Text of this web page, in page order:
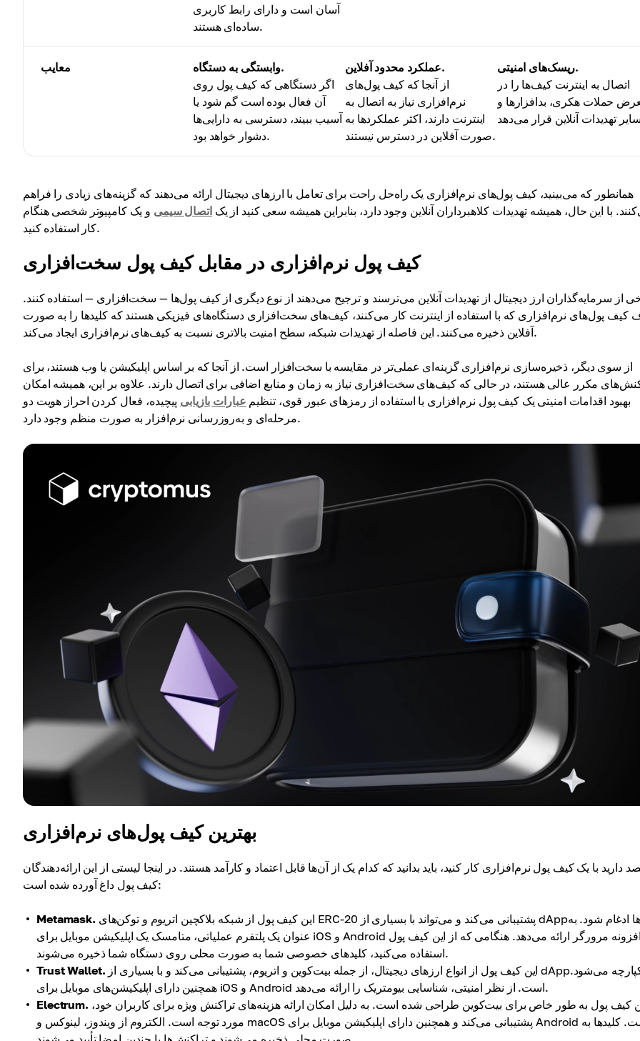
آسان است و دارای رابط کاربری
ساده‌ای هستند.
معایب
وابستگی به دستگاه.
اگر دستگاهی که کیف پول روی
آن فعال بوده است گم شود یا
آسیب ببیند، دسترسی به دارایی‌ها
دشوار خواهد بود.
عملکرد محدود آفلاین.
از آنجا که کیف پول‌های
نرم‌افزاری نیاز به اتصال به
اینترنت دارند، اکثر عملکردها به
صورت آفلاین در دسترس نیستند.
ریسک‌های امنیتی.
اتصال به اینترنت کیف‌ها را در
حملات هکری، بدافزارها و
همانطور که می‌بینید، کیف پول‌های نرم‌افزاری یک راه‌حل راحت برای تعامل با ارزهای دیجیتال ارائه می‌دهند که گزینه‌های زیادی را فراهم
با این حال، همیشه تهدیدات کلاهبرداران آنلاین وجود دارد، بنابراین همیشه سعی کنید از یک اتصال سیمی و یک کامپیوتر شخصی هنگام
کار استفاده کنید.
کیف پول نرم‌افزاری در مقابل کیف پول سخت‌افزاری
از سرمایه‌گذاران ارز دیجیتال از تهدیدات آنلاین می‌ترسند و ترجیح می‌دهند از نوع دیگری از کیف پول‌ها — سخت‌افزاری — استفاده کنند.
کیف پول‌های نرم‌افزاری که با استفاده از اینترنت کار می‌کنند، کیف‌های سخت‌افزاری دستگاه‌های فیزیکی هستند که کلیدها را به صورت
آفلاین ذخیره می‌کنند. این فاصله از تهدیدات شبکه، سطح امنیت بالاتری نسبت به کیف‌های نرم‌افزاری ایجاد می‌کند.
از سوی دیگر، ذخیره‌سازی نرم‌افزاری گزینه‌ای عملی‌تر در مقایسه با سخت‌افزار است. از آنجا که بر اساس اپلیکیشن یا وب هستند، برای
مکرر عالی هستند، در حالی که کیف‌های سخت‌افزاری نیاز به زمان و منابع اضافی برای اتصال دارند. علاوه بر این، همیشه امکان
بهبود اقدامات امنیتی یک کیف پول نرم‌افزاری با استفاده از رمزهای عبور قوی، تنظیم عبارات بازیابی پیچیده، فعال کردن احراز هویت دو
مرحله‌ای و به‌روزرسانی نرم‌افزار به صورت منظم وجود دارد.
بهترین کیف پول‌های نرم‌افزاری
دارید با یک کیف پول نرم‌افزاری کار کنید، باید بدانید که کدام یک از آن‌ها قابل اعتماد و کارآمد هستند. در اینجا لیستی از این ارائه‌دهندگان
کیف پول داغ آورده شده است:
Metamask.
عنوان یک پلتفرم عملیاتی، متامسک یک اپلیکیشن موبایل برای iOS و Android و یک افزونه مرورگر ارائه می‌دهد. هنگامی که از این کیف پول
استفاده می‌کنید، کلیدهای خصوصی شما به صورت محلی روی دستگاه شما ذخیره می‌شوند.
Trust Wallet.
همچنین دارای اپلیکیشن‌های موبایل برای iOS و Android است. از نظر امنیتی، شناسایی بیومتریک را ارائه می‌دهد.
Electrum.
مورد توجه است. الکتروم از ویندوز، لینوکس و macOS پشتیبانی می‌کند و همچنین دارای اپلیکیشن موبایل برای Android است. کلیدها به